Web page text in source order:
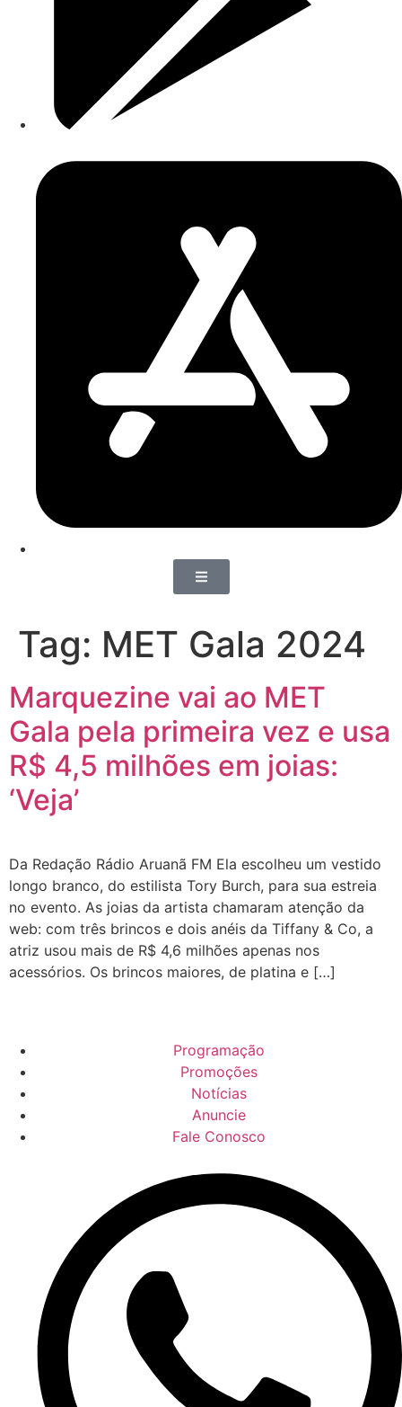
Tag: MET Gala 2024
Marquezine vai ao MET
Gala pela primeira vez e usa
R$ 4,5 milhões em joias:
‘Veja’
Da Redação Rádio Aruanã FM Ela escolheu um vestido
longo branco, do estilista Tory Burch, para sua estreia
no evento. As joias da artista chamaram atenção da
web: com três brincos e dois anéis da Tiffany & Co, a
atriz usou mais de R$ 4,6 milhões apenas nos
acessórios. Os brincos maiores, de platina e […]
Programação
Promoções
Notícias
Anuncie
Fale Conosco